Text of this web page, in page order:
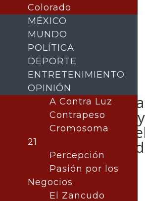
Durazo y
avanzan con
estratégicos en
fortalecimiento
Bienestar
Colorado
MÉXICO
MUNDO
POLÍTICA
DEPORTE
ENTRETENIMIENTO
OPINIÓN
A Contra Luz
Contrapeso
Cromosoma
21
Percepción
Pasión por los
Negocios
El Zancudo